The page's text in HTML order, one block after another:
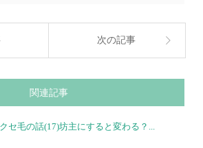
次の記事
関連記事
クセ毛の話(17)坊主にすると変わる？...